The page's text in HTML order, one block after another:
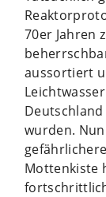
70er Jahren
aussortiert
wurden.
Mottenkiste